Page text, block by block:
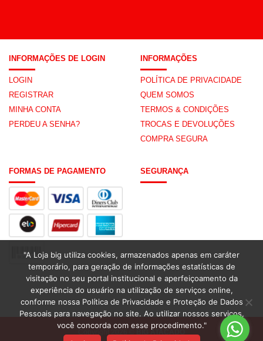
INFORMAÇÕES DE LOGIN
LOGIN
REGISTRAR
MINHA CONTA
PERDEU A SENHA?
INFORMAÇÕES
POLÍTICA DE PRIVACIDADE
QUEM SOMOS
TERMOS & CONDIÇÕES
TROCAS E DEVOLUÇÕES
COMPRA SEGURA
FORMAS DE PAGAMENTO SEGURANÇA
BIG ATACADO
"A Loja big utiliza cookies, armazenados apenas em caráter
temporário, para geração de informações estatísticas de
visitação no seu portal institucional e aperfeiçoamento da
experiência do usuário na utilização de serviços online,
conforme nossa Política de Privacidade e Proteção de Dados
Pessoais para navegação no site. Ao utilizar nossos serviços,
você concorda com esse procedimento."